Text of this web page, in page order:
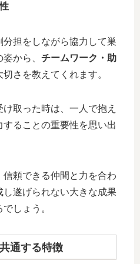
担をしながら協力して巣
から、 チームワーク・助
切さを教えてくれます。
取った時は、一人で抱え
ることの重要性を思い出
頼できる仲間と力を合わ
遂げられない大きな成果
しょう。
通する特徴